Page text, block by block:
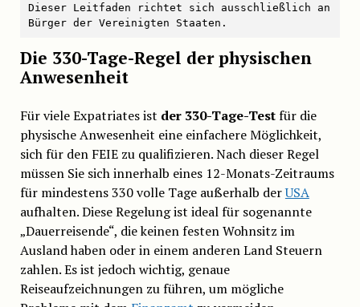
Dieser Leitfaden richtet sich ausschließlich an
Bürger der Vereinigten Staaten.
Die 330-Tage-Regel der physischen
Anwesenheit
Für viele Expatriates ist der 330-Tage-Testfür die
physische Anwesenheit eine einfachere Möglichkeit,
sich für den FEIE zu qualifizieren. Nach dieser Regel
müssen Sie sich innerhalb eines 12-Monats-Zeitraums
für mindestens 330 volle Tage außerhalb derUSA
aufhalten. Diese Regelung ist ideal für sogenannte
„Dauerreisende“, die keinen festen Wohnsitz im
Ausland haben oder in einem anderen Land Steuern
zahlen. Es ist jedoch wichtig, genaue
Reiseaufzeichnungen zu führen, um mögliche